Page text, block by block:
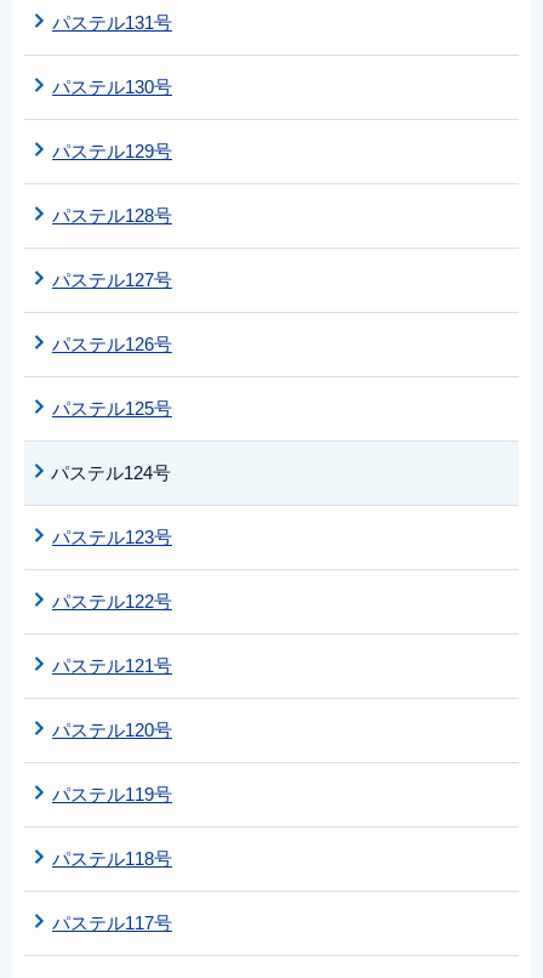
パステル131号
パステル130号
パステル129号
パステル128号
パステル127号
パステル126号
パステル125号
パステル124号
パステル123号
パステル122号
パステル121号
パステル120号
パステル119号
パステル118号
パステル117号